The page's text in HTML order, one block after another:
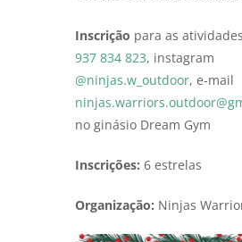
Inscrição para as
937 834 823, instagram
@ninjas.w_outdoor, e-mail
no ginásio Dream Gym
Inscrições: 6 estrelas
Organização: Ninjas